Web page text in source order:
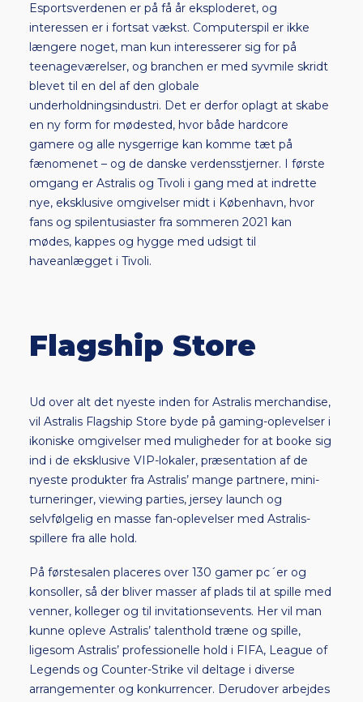
Esportsverdenen er på få år eksploderet, og
interessen er i fortsat vækst. Computerspil er ikke
længere noget, man kun interesserer sig for på
teenageværelser, og branchen er med syvmile skridt
blevet til en del af den globale
underholdningsindustri. Det er derfor oplagt at skabe
en ny form for mødested, hvor både hardcore
gamere og alle nysgerrige kan komme tæt på
fænomenet – og de danske verdensstjerner. I første
omgang er Astralis og Tivoli i gang med at indrette
nye, eksklusive omgivelser midt i København, hvor
fans og spilentusiaster fra sommeren 2021 kan
mødes, kappes og hygge med udsigt til
haveanlægget i Tivoli.
Flagship Store
Ud over alt det nyeste inden for Astralis merchandise,
vil Astralis Flagship Store byde på gaming-oplevelser i
ikoniske omgivelser med muligheder for at booke sig
ind i de eksklusive VIP-lokaler, præsentation af de
nyeste produkter fra Astralis’ mange partnere, mini-
turneringer, viewing parties, jersey launch og
selvfølgelig en masse fan-oplevelser med Astralis-
spillere fra alle hold.
På førstesalen placeres over 130 gamer pc´er og
konsoller, så der bliver masser af plads til at spille med
venner, kolleger og til invitationsevents. Her vil man
kunne opleve Astralis’ talenthold træne og spille,
ligesom Astralis’ professionelle hold i FIFA, League of
Legends og Counter-Strike vil deltage i diverse
arrangementer og konkurrencer. Derudover arbejdes